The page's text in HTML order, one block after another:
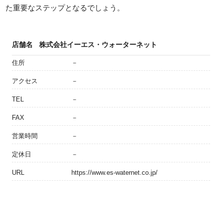
た重要なステップとなるでしょう。
店舗名 株式会社イーエス・ウォーターネット
住所 －
アクセス －
TEL －
FAX －
営業時間 －
定休日 －
URL https://www.es-waternet.co.jp/